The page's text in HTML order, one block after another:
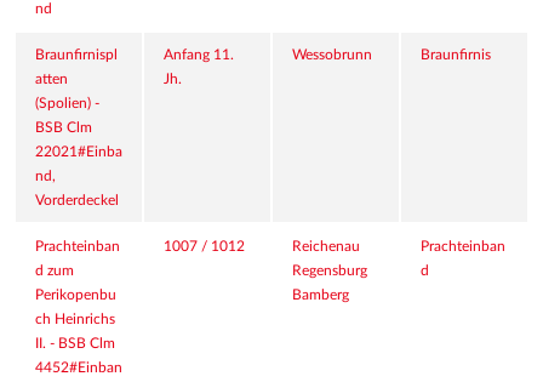
nd
Braunfirnispl
atten
(Spolien) -
BSB Clm
22021#Einba
nd,
Vorderdeckel
Anfang 11.
Jh.
Wessobrunn Braunfirnis
Prachteinban
d zum
Perikopenbu
ch Heinrichs
II. - BSB Clm
4452#Einban
1007 / 1012
Reichenau
Regensburg
Bamberg
Prachteinban
d